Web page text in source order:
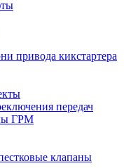
привода кикстартера
передач
ГРМ
клапаны